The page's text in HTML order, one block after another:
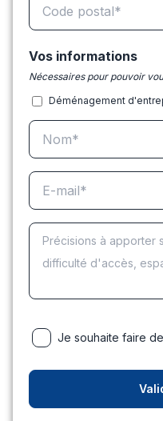
Vos informations
Nécessaires pour pouvoir
Déménagement
Je souhaite faire